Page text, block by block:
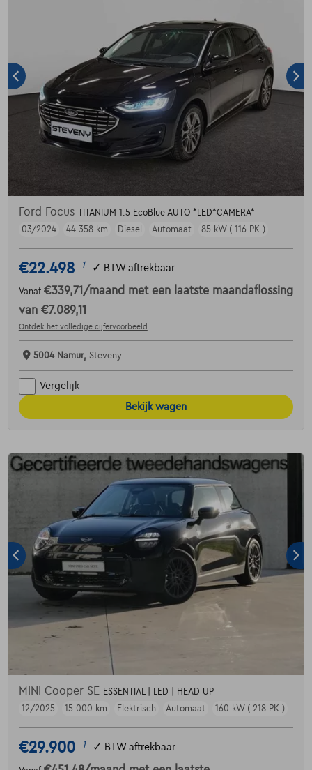
Ford Focus TITANIUM 1.5 EcoBlue AUTO *LED*CAMERA*
03/2024
44.358 km Diesel Automaat 85 kW ( 116 PK )
€22.498 1 ✓ BTW aftrekbaar
Vanaf €339,71 /maand met een laatste maandaflossing
van €7.089,11
Ontdek het volledige cijfervoorbeeld
5004 Namur, Steveny
Vergelijk
Bekijk wagen
MINI Cooper SE ESSENTIAL | LED | HEAD UP
12/2025
15.000 km Elektrisch Automaat 160 kW ( 218 PK )
€29.900 1 ✓ BTW aftrekbaar